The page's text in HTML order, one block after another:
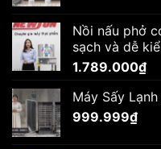
Nồi nấu phở
sạch và dễ
1.789.000₫
Máy Sấy
999.999₫